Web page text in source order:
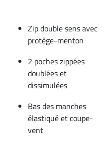
Zip double sens avec
protège-menton
2 poches zippées
doublées et
dissimulées
Bas des manches
élastiqué et coupe-
vent